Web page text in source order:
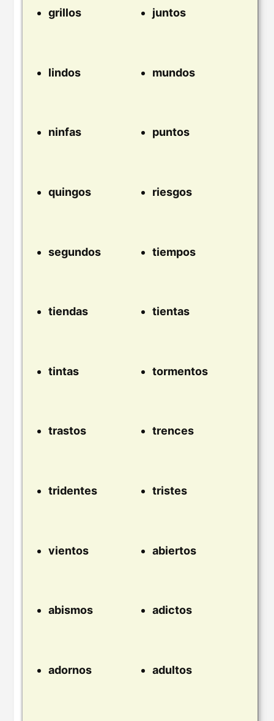
grillos juntos
lindos mundos
ninfas puntos
quingos riesgos
segundos tiempos
tiendas tientas
tintas tormentos
trastos trences
tridentes tristes
vientos abiertos
abismos adictos
adornos adultos